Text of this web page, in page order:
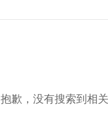
抱歉，没有搜索到相